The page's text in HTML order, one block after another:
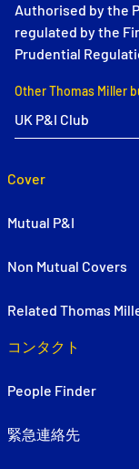
Authorised by the
regulated by the
Prudential
Other Thomas Miller
Cover
Mutual P&I
Non Mutual Covers
Related Thomas
コンタクト
People Finder
緊急連絡先